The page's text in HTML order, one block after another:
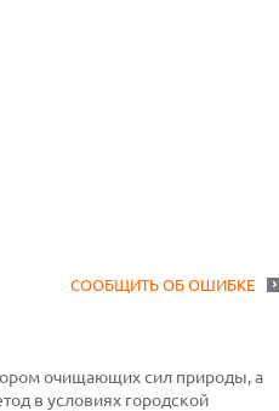
СООБЩИТЬ ОБ ОШИБКЕ
очищающих сил природы, а
в условиях городской